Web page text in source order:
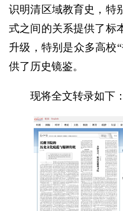
识明清区域教育史，特
式之间的关系提供了标
升级，特别是众多高校
供了历史镜鉴。
现将全文转录如下：